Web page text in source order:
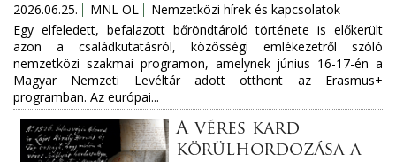
2026.06.25. MNL OL
Nemzetközi hírek és kapcsolatok
Egy elfeledett, befalazott bőröndtároló története is előkerült
azon a családkutatásról, közösségi emlékezetről szóló
nemzetközi szakmai programon, amelynek június 16-17-én a
Magyar Nemzeti Levéltár adott otthont az Erasmus+
programban. Az európai...
A véres kard
körülhordozása a